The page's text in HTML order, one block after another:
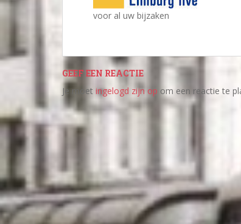
voor al uw bijzaken
GEEF EEN REACTIE
Je moet ingelogd zijn op om een reactie te